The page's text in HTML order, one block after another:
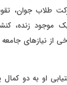
طلاب جوان،
موجود زنده،
از نیازهای
او به دو